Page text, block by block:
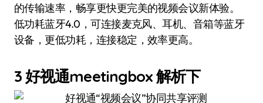
的传输速率，畅享更快更完美的视频会议新体验。
低功耗蓝牙4.0，可连接麦克风、耳机、音箱等蓝牙
设备，更低功耗，连接稳定，效率更高。
3 好视通meetingbox 解析下